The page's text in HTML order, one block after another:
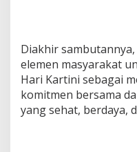
Diakhir
elemen masyarakat
Hari Kartini sebagai
komitmen bersama
yang sehat, berdaya,